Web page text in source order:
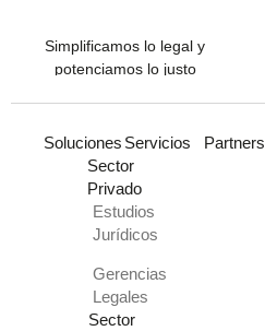
Simplificamos lo legal y
potenciamos lo justo
Soluciones
Sector
Privado
Estudios
Jurídicos
Gerencias
Legales
Sector
Servicios Partners